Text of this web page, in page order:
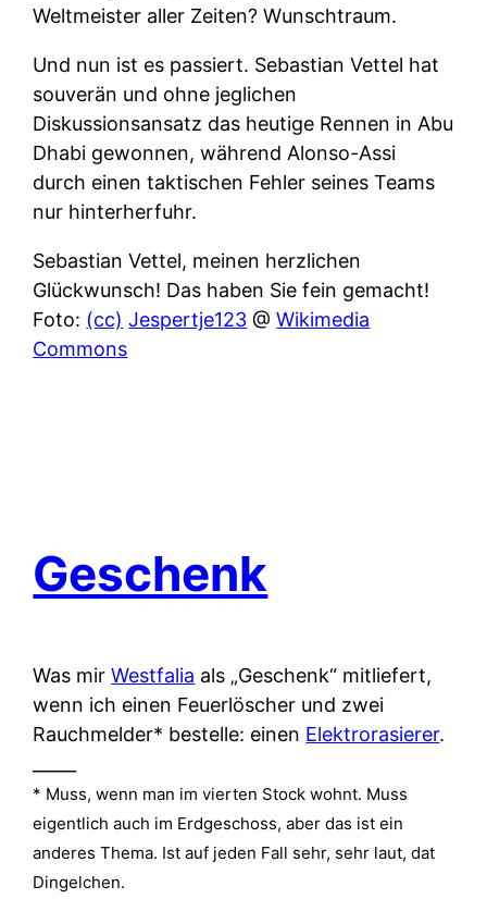
Weltmeister aller Zeiten? Wunschtraum.
Und nun ist es passiert. Sebastian Vettel hat
souverän und ohne jeglichen
Diskussionsansatz das heutige Rennen in Abu
Dhabi gewonnen, während Alonso-Assi
durch einen taktischen Fehler seines Teams
nur hinterherfuhr.
Sebastian Vettel, meinen herzlichen
Glückwunsch! Das haben Sie fein gemacht!
Foto: (cc) Jespertje123 @Wikimedia
Commons
Geschenk
Was mirWestfalia als „Geschenk“ mitliefert,
wenn ich einen Feuerlöscher und zwei
Rauchmelder* bestelle: einen Elektrorasierer.
* Muss, wenn man im vierten Stock wohnt. Muss
eigentlich auch im Erdgeschoss, aber das ist ein
anderes Thema. Ist auf jeden Fall sehr, sehr laut, dat
Dingelchen.